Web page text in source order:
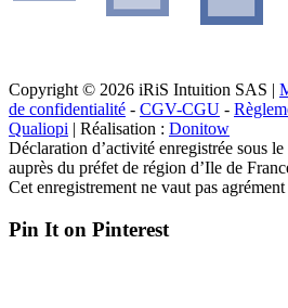
Copyright © 2026 iRiS Intuition SAS |
de confidentialité - CGV-CGU -
Qualiopi | Réalisation : Donitow
Déclaration d’activité enregistrée sous
auprès du préfet de région d’Ile de
Cet enregistrement ne vaut pas
Pin It on Pinterest